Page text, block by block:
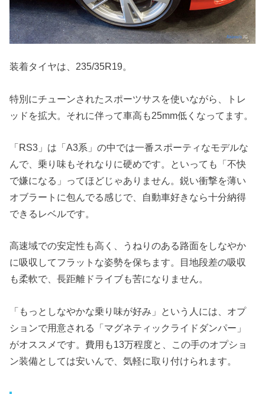
装着タイヤは、235/35R19。
特別にチューンされたスポーツサスを使いながら、トレ
ッドを拡大。それに伴って車高も25mm低くなってます。
「RS3」は「A3系」の中では一番スポーティなモデルな
んで、乗り味もそれなりに硬めです。といっても「不快
で嫌になる」ってほどじゃありません。鋭い衝撃を薄い
オブラートに包んでる感じで、自動車好きなら十分納得
できるレベルです。
高速域での安定性も高く、うねりのある路面をしなやか
に吸収してフラットな姿勢を保ちます。目地段差の吸収
も柔軟で、長距離ドライブも苦になりません。
「もっとしなやかな乗り味が好み」という人には、オプ
ションで用意される「マグネティックライドダンパー」
がオススメです。費用も13万程度と、この手のオプショ
ン装備としては安いんで、気軽に取り付けられます。